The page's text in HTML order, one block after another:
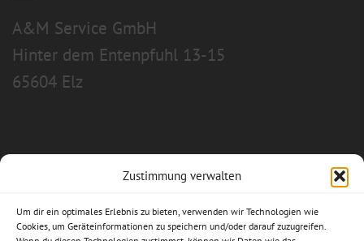
Zustimmung verwalten
Um dir ein optimales Erlebnis zu bieten, verwenden wir Technologien wie
Cookies, um Geräteinformationen zu speichern und/oder darauf zuzugreifen.
A&M Service GmbH
Hinter dem Entenpfuhl 13-15
65604 Elz
Allgemeine Geschäftsbedingungen
Impressum